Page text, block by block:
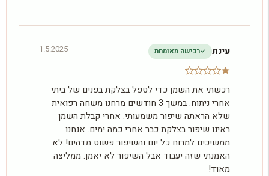
עינת רכישה מאומתת 1.5.2025
רכשתי את השמן כדי לטפל בצלקת בפנים של ביתי
אחרי ניתוח. במשך 3 חודשים מרחנו משחה רפואית
שלא הראתה שיפור משמעותי. אחרי קבלת השמן
ראינו שיפור בצלקת כבר אחרי כמה ימים. אנחנו
ממשיכים למרוח כל יום והשיפור פשוט מדהים! לא
האמנתי שזה יעבוד אבל השיפור לא יאמן. ממליצה
מאוד!